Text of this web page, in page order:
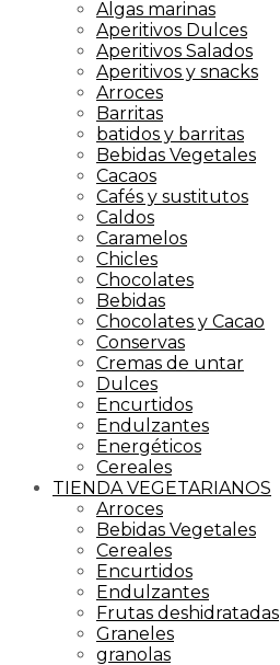
Algas marinas
Aperitivos Dulces
Aperitivos Salados
Aperitivos y snacks
Arroces
Barritas
batidos y barritas
Bebidas Vegetales
Cacaos
Cafés y sustitutos
Caldos
Caramelos
Chicles
Chocolates
Bebidas
Chocolates y Cacao
Conservas
Cremas de untar
Dulces
Encurtidos
Endulzantes
Energéticos
Cereales
TIENDA VEGETARIANOS
Arroces
Bebidas Vegetales
Cereales
Encurtidos
Endulzantes
Frutas deshidratadas
Graneles
granolas